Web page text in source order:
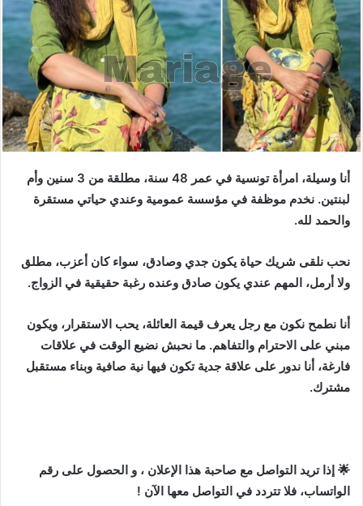
أنا وسيلة، امرأة تونسية في عمر 48 سنة، مطلقة من 3 سنين وأم
لبنتين. نخدم موظفة في مؤسسة عمومية وعندي حياتي مستقرة
والحمد لله.
نحب نلقى شريك حياة يكون جدي وصادق، سواء كان أعزب، مطلق
ولا أرمل، المهم عندي يكون صادق وعنده رغبة حقيقية في الزواج.
أنا نطمح نكون مع رجل يعرف قيمة العائلة، يحب الاستقرار، ويكون
مبني على الاحترام والتفاهم. ما نحبش نضيع الوقت في علاقات
فارغة، أنا ندور على علاقة جدية تكون فيها نية صافية وبناء مستقبل
مشترك.
🌟 إذا تريد التواصل مع صاحبة هذا الإعلان ، و الحصول على رقم
الواتساب، فلا تتردد في التواصل معها الآن !